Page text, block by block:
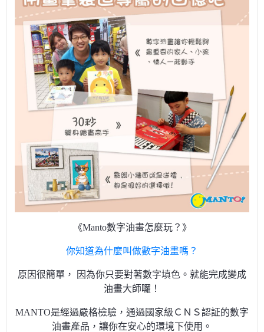
《Manto數字油畫怎麼玩？》
你知道為什麼叫做數字油畫嗎？
原因很簡單， 因為你只要對著數字填色。就能完成變成
油畫大師囉！
MANTO是經過嚴格檢驗，通過國家級ＣＮＳ認証的數字
油畫產品，讓你在安心的環境下使用。